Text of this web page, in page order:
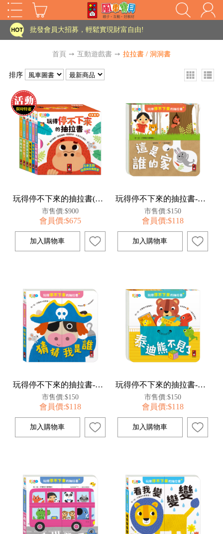
HOT
家長樂了!「風車書版集團暨FOOD超人企業總部」目前正興建中!
批發會員大招募，輕鬆實現財富自由!
老師您好!!幼教會員火熱招募中~
家長樂了!「風車書版集團暨FOOD超人企業總部」目前正興建中!
批發會員大招募，輕鬆實現財富自由!
老師您好!!幼教會員火熱招募中~
首頁 ➙ 互動遊戲書 ➙ 拉拉書 / 洞洞書
排序
玩得停不下來的抽拉書(全套6冊)
市售價:$900
會員價:$675
玩得停不下來的抽拉書-這是誰的家
市售價:$150
會員價:$118
玩得停不下來的抽拉書-猜猜我是誰
市售價:$150
會員價:$118
玩得停不下來的抽拉書-泰迪熊不見了
市售價:$150
會員價:$118